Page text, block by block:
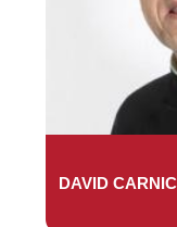
DAVID